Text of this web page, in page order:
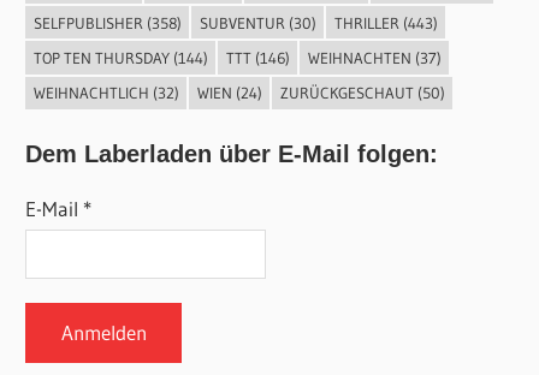
SELFPUBLISHER (358) SUBVENTUR (30) THRILLER (443)
TOP TEN THURSDAY(144) TTT(146) WEIHNACHTEN (37)
WEIHNACHTLICH (32) WIEN (24) ZURÜCKGESCHAUT(50)
Dem Laberladen über E-Mail folgen:
E-Mail *